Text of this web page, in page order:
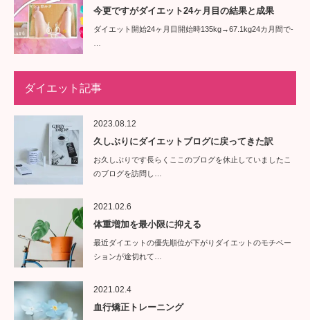
今更ですがダイエット24ヶ月目の結果と成果
ダイエット開始24ヶ月目開始時135kg→67.1kg24カ月間で-
ダイエット記事
2023.08.12
久しぶりにダイエットブログに戻ってきた訳
お久しぶりです長らくここのブログを休止していましたこ
のブログを訪問し…
2021.02.6
体重増加を最小限に抑える
最近ダイエットの優先順位が下がりダイエットのモチベー
ションが途切れて…
2021.02.4
血行矯正トレーニング